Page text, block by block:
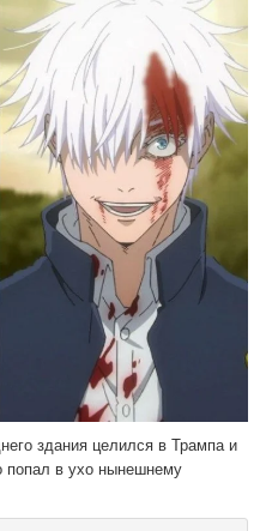
здания целился в Трампа и
попал в ухо нынешнему